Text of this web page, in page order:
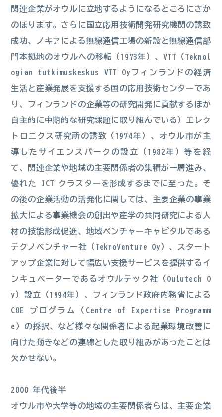
関連企業がオウルに立地するようになるところにさか
のぼります。さらに国立応用技術開発研究機関の誘致
成功、ノキアによる無線通信工場の新設と無線通信部
門本拠地のオウルへの移転（1973年）、VTT（Teknol
ogian tutkimuskeskus VTT Oyフィンランドの経済
生活と産業発展を支援する国の応用技術センターであ
り、フィンランドの企業等の研究開発に貢献するほか
自主的に中期的な研究課題に取り組んでいる）エレク
トロニクス研究所の誘致（1974年）、オウル市が主
導したサイエンスパークの設立（1982年）等を経
て、関連企業や地域の主要関係者の集積が一層進み、
優れた ICT クラスターを形成するまでに至った。そ
の後の企業活動の活発化に関しては、主要企業の事業
拡大による事業機会の創出や産学の共同研究による人
材の技能形成促進、地域ベンチャーキャピタルである
テクノベンチャー社（TeknoVenture Oy）、スタート
アップ企業に対して幅広い支援サービスを提供するイ
ンキュベーターであるオウルテック社（Oulutech O
y）設立（1994年）、フィンランド政府内務省による
COE プログラム（Centre of Expertise Programm
e）の採択、など様々な関係者による起業環境改善に
向けた動きなどの連綿とした取り組みがあったことは
欠かせない。
2000 年代後半
オウル市や大学等の地域の主要関係者らは、主要企業